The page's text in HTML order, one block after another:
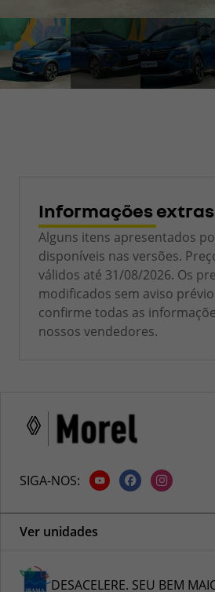
Informações extras
Alguns itens apresentados
disponíveis nas versões.
válidos até 31/08/2026. Os
modificados sem aviso
confirme todas as
nossos vendedores.
Ver unidades
SIGA-NOS:
DESACELERE. SEU BEM